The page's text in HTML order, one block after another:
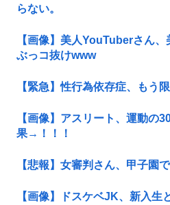
らない。
【画像】美人YouTuberさん
ぶっコ抜けwww
【緊急】性行為依存症、もう
【画像】アスリート、運動の
果→！！！
【悲報】女審判さん、甲子園
【画像】ドスケベJK、新入生